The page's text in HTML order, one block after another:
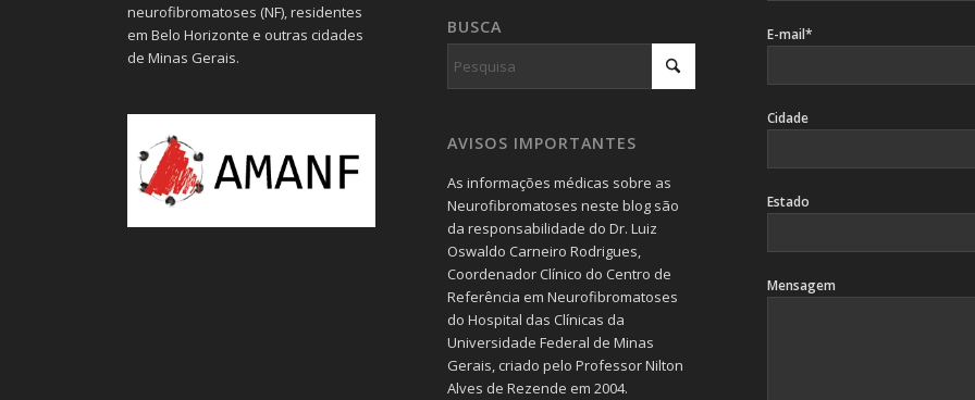
neurofibromatoses (NF), residentes
em Belo Horizonte e outras cidades
de Minas Gerais.
BUSCA
AVISOS IMPORTANTES
As informações médicas sobre as
Neurofibromatoses neste blog são
da responsabilidade do Dr. Luiz
Oswaldo Carneiro Rodrigues,
Coordenador Clínico do Centro de
Referência em Neurofibromatoses
do Hospital das Clínicas da
Universidade Federal de Minas
Gerais, criado pelo Professor Nilton
Alves de Rezende em 2004.
E-mail*
Cidade
Estado
Mensagem